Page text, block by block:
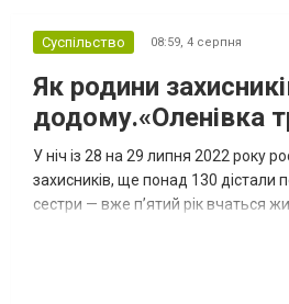
Суспільство 08:59, 4 серпня
Як родини
додому.«Оленівка
У ніч із 28 на 29 липня 2022 року
захисників, ще понад 130 дістали
сестри — вже п’ятий рік вчаться